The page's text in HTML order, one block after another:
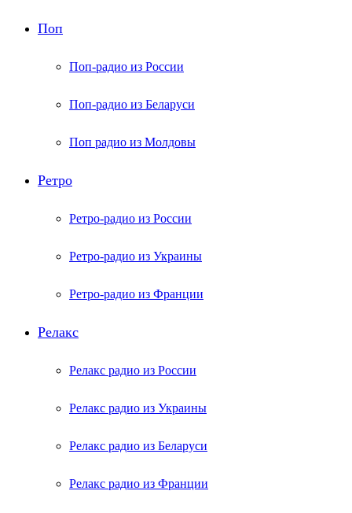
Поп
Поп-радио из России
Поп-радио из Беларуси
Поп радио из Молдовы
Ретро
Ретро-радио из России
Ретро-радио из Украины
Ретро-радио из Франции
Релакс
Релакс радио из России
Релакс радио из Украины
Релакс радио из Беларуси
Релакс радио из Франции